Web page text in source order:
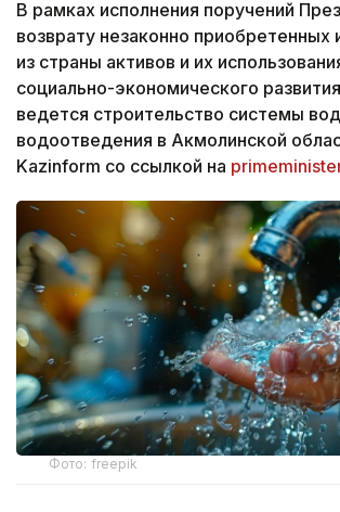
В рамках исполнения поручений
возврату незаконно
из страны активов и их
социально-экономического
ведется строительство системы
водоотведения в Акмолинской
Kazinform со ссылкой на
Фото: freepik